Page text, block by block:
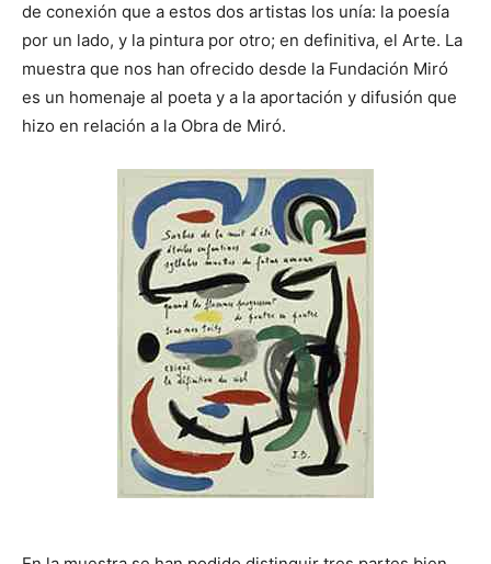
de conexión que a estos dos artistas los unía: la poesía
por un lado, y la pintura por otro; en definitiva, el Arte. La
muestra que nos han ofrecido desde la Fundación Miró
es un homenaje al poeta y a la aportación y difusión que
hizo en relación a la Obra de Miró.